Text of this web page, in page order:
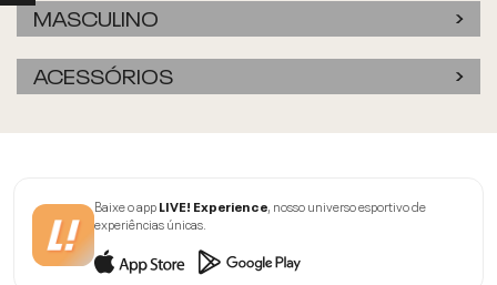
MASCULINO
ACESSÓRIOS
Baixe o appLIVE! Experience, nosso universo esportivo de
experiências únicas.